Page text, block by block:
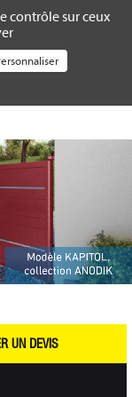
Modèle KAPITOL,
collection ANODIK
UN DEVIS
contrôle sur ceux